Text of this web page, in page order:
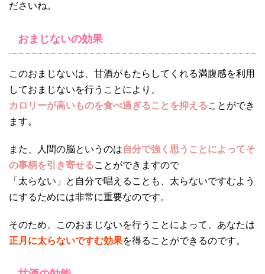
ださいね。
おまじないの効果
このおまじないは、甘酒がもたらしてくれる満腹感を利用
しておまじないを行うことにより、
カロリーが高いものを食べ過ぎることを抑えることができ
ます。
また、人間の脳というのは自分で強く思うことによってそ
の事柄を引き寄せることができますので
「太らない」と自分で唱えることも、太らないですむよう
にするためには非常に重要なのです。
そのため、このおまじないを行うことによって、あなたは
正月に太らないですむ効果を得ることができるのです。